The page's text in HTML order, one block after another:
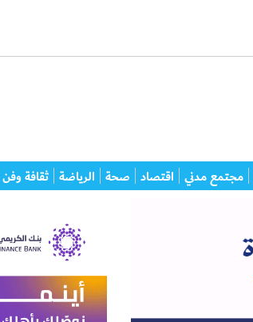
مجتمع مدني اقتصاد صحة الرياضة ثقافة وفن